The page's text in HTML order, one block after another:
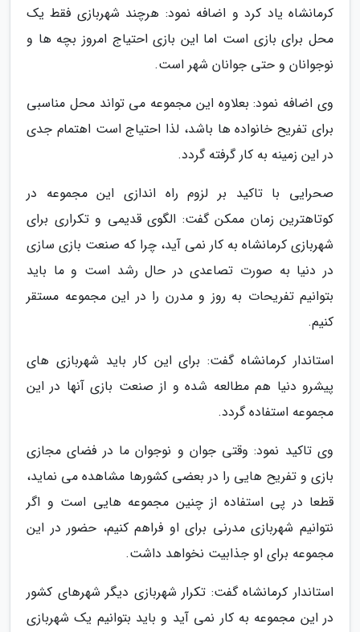
کرمانشاه یاد کرد و اضافه نمود: هرچند شهربازی فقط یک
محل برای بازی است اما این بازی احتیاج امروز بچه ها و
نوجوانان و حتی جوانان شهر است.
وی اضافه نمود: بعلاوه این مجموعه می تواند محل مناسبی
برای تفریح خانواده ها باشد، لذا احتیاج است اهتمام جدی
در این زمینه به کار گرفته گردد.
صحرایی با تاکید بر لزوم راه اندازی این مجموعه در
کوتاهترین زمان ممکن گفت: الگوی قدیمی و تکراری برای
شهربازی کرمانشاه به کار نمی آید، چرا که صنعت بازی سازی
در دنیا به صورت تصاعدی در حال رشد است و ما باید
بتوانیم تفریحات به روز و مدرن را در این مجموعه مستقر
کنیم.
استاندار کرمانشاه گفت: برای این کار باید شهربازی های
پیشرو دنیا هم مطالعه شده و از صنعت بازی آنها در این
مجموعه استفاده گردد.
وی تاکید نمود: وقتی جوان و نوجوان ما در فضای مجازی
بازی و تفریح هایی را در بعضی کشورها مشاهده می نماید،
قطعا در پی استفاده از چنین مجموعه هایی است و اگر
نتوانیم شهربازی مدرنی برای او فراهم کنیم، حضور در این
مجموعه برای او جذابیت نخواهد داشت.
استاندار کرمانشاه گفت: تکرار شهربازی دیگر شهرهای کشور
در این مجموعه به کار نمی آید و باید بتوانیم یک شهربازی